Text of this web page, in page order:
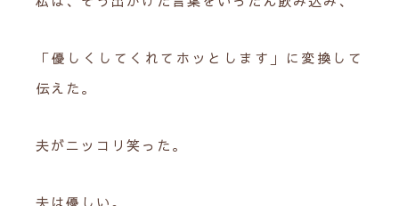
「優しくしてくれてホッとします」に変換して
伝えた。
夫がニッコリ笑った。
夫は優しい。